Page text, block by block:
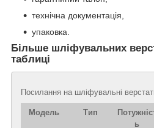
технічна документація,
упаковка.
Більше шліфувальних
таблиці
Посилання на шліфувальні
Модель Тип
ь